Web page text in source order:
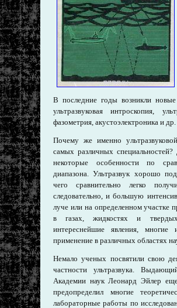
В последние годы возникли новые
ультразвуковая интроскопия,
фазометрия, акустоэлектроника и др.
Почему же именно
самых различных
некоторые особенности по
диапазона. Ультразвук хорошо
чего сравнительно легко
следовательно, и большую
луче или на определенном участке
в газах, жидкостях и
интереснейшие явления, многие
применение в различных областях
Немало ученых посвятили свою
частности ультразвука.
Академии наук Леонард Эйлер
предопределил многие
лабораторные работы по